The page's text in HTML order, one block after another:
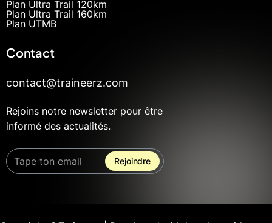
Plan Ultra Trail 120km
Plan Ultra Trail 160km
Plan UTMB
Contact
contact@traineerz.com
Rejoins notre newsletter pour être
informé des actualités.